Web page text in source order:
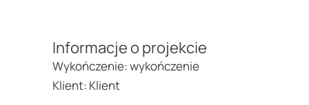
Informacje o projekcie
Wykończenie: wykończenie
Klient: Klient